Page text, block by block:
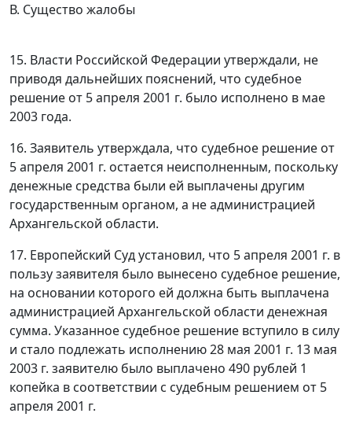
В. Существо жалобы
15. Власти Российской Федерации утверждали, не
приводя дальнейших пояснений, что судебное
решение от 5 апреля 2001 г. было исполнено в мае
2003 года.
16. Заявитель утверждала, что судебное решение от
5 апреля 2001 г. остается неисполненным, поскольку
денежные средства были ей выплачены другим
государственным органом, а не администрацией
Архангельской области.
17. Европейский Суд установил, что 5 апреля 2001 г. в
пользу заявителя было вынесено судебное решение,
на основании которого ей должна быть выплачена
администрацией Архангельской области денежная
сумма. Указанное судебное решение вступило в силу
и стало подлежать исполнению 28 мая 2001 г. 13 мая
2003 г. заявителю было выплачено 490 рублей 1
копейка в соответствии с судебным решением от 5
апреля 2001 г.